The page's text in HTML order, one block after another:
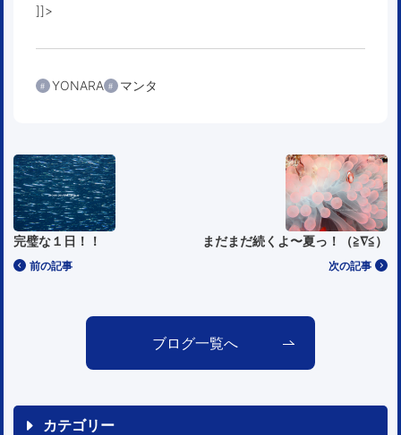
]]>
YONARA マンタ
前の記事
完璧な１日！！
次の記事
まだまだ続くよ〜夏っ！（≧∇≦）
ブログ一覧へ
カテゴリー